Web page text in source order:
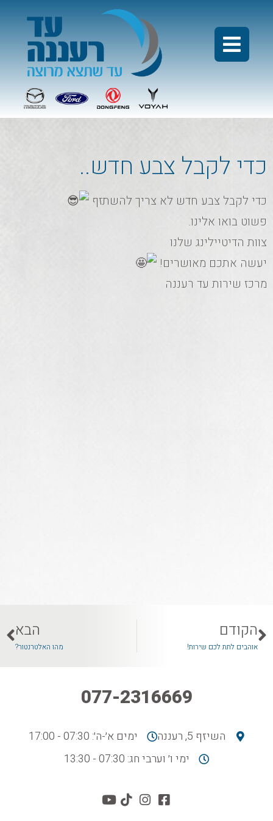
כדי לקבל צבע חדש..
כדי לקבל צבע חדש לא צריך להשתזף
פשוט בואו אלינו.
צוות הדיטיילינג שלנו
יעשה אתכם מאושרים!
מרכז שירות עד רעננה
הקודם
אוהבים לתת לכם שירות!
הבא
מהו האלטרנטור?
077-2316669
השיזף 5, רעננה
ימים א׳-ה׳: 07:30 - 17:00
ימי ו׳ וערבי חג: 07:30 - 13:30